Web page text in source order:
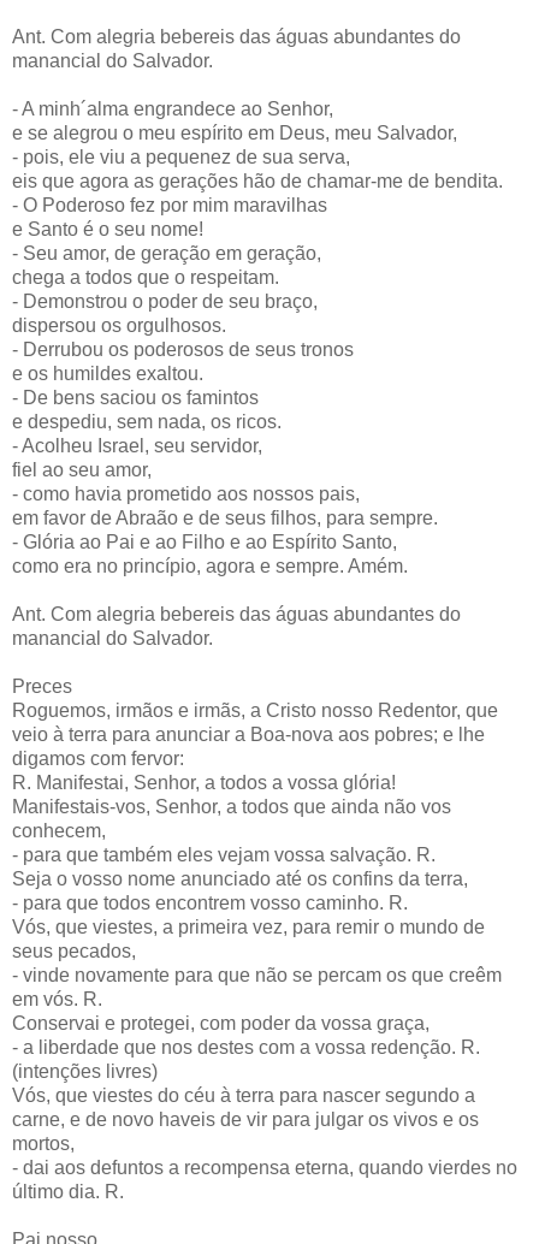
Ant. Com alegria bebereis das águas abundantes do
manancial do Salvador.
- A minh´alma engrandece ao Senhor,
e se alegrou o meu espírito em Deus, meu Salvador,
- pois, ele viu a pequenez de sua serva,
eis que agora as gerações hão de chamar-me de bendita.
- O Poderoso fez por mim maravilhas
e Santo é o seu nome!
- Seu amor, de geração em geração,
chega a todos que o respeitam.
- Demonstrou o poder de seu braço,
dispersou os orgulhosos.
- Derrubou os poderosos de seus tronos
e os humildes exaltou.
- De bens saciou os famintos
e despediu, sem nada, os ricos.
- Acolheu Israel, seu servidor,
fiel ao seu amor,
- como havia prometido aos nossos pais,
em favor de Abraão e de seus filhos, para sempre.
- Glória ao Pai e ao Filho e ao Espírito Santo,
como era no princípio, agora e sempre. Amém.
Ant. Com alegria bebereis das águas abundantes do
manancial do Salvador.
Preces
Roguemos, irmãos e irmãs, a Cristo nosso Redentor, que
veio à terra para anunciar a Boa-nova aos pobres; e lhe
digamos com fervor:
R. Manifestai, Senhor, a todos a vossa glória!
Manifestais-vos, Senhor, a todos que ainda não vos
conhecem,
- para que também eles vejam vossa salvação. R.
Seja o vosso nome anunciado até os confins da terra,
- para que todos encontrem vosso caminho. R.
Vós, que viestes, a primeira vez, para remir o mundo de
seus pecados,
- vinde novamente para que não se percam os que creêm
em vós. R.
Conservai e protegei, com poder da vossa graça,
- a liberdade que nos destes com a vossa redenção. R.
(intenções livres)
Vós, que viestes do céu à terra para nascer segundo a
carne, e de novo haveis de vir para julgar os vivos e os
mortos,
- dai aos defuntos a recompensa eterna, quando vierdes no
último dia. R.
Pai nosso...